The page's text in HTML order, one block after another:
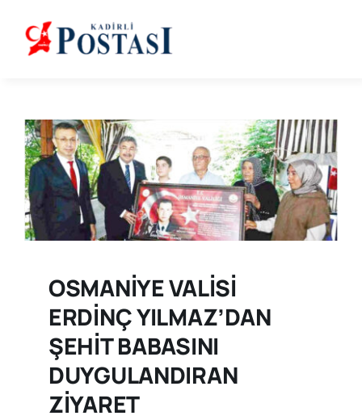
content
OSMANİYE VALİSİ
ERDİNÇ YILMAZ’DAN
ŞEHİT BABASINI
DUYGULANDIRAN
ZİYARET